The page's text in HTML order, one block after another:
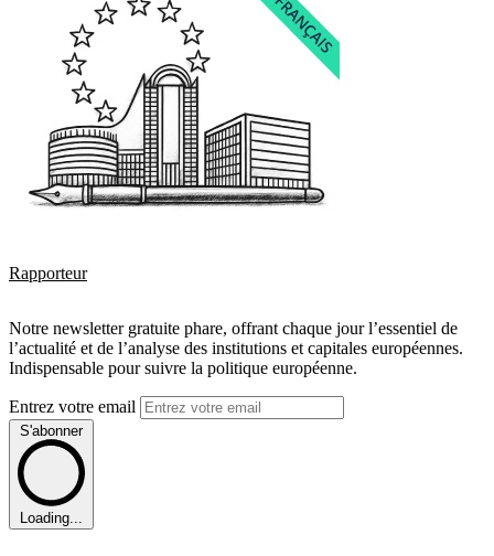
Rapporteur
Notre newsletter gratuite phare, offrant chaque jour l’essentiel de
l’actualité et de l’analyse des institutions et capitales européennes.
Indispensable pour suivre la politique européenne.
Entrez votre email
S'abonner
Loading...